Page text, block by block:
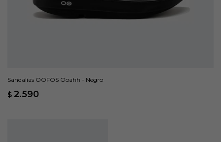
Sandalias OOFOS Ooahh - Negro
$ 2.590